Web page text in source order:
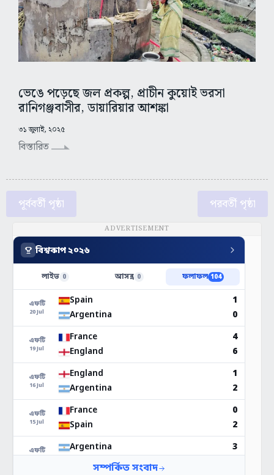
ভেঙে পড়েছে জল প্রকল্প, প্রাচীন কুয়োই ভরসা
রানিগঞ্জবাসীর, ডায়ারিয়ার আশঙ্কা
৩১ জুলাই, ২০২৫
বিস্তারিত
পূর্ববর্তী পৃষ্ঠা পরবর্তী পৃষ্ঠা
ADVERTISEMENT